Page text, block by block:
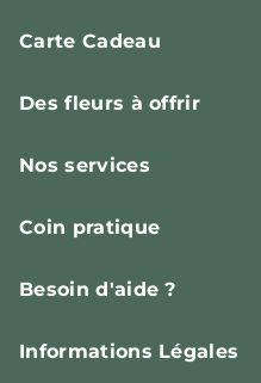
Carte Cadeau
Des fleurs à offrir
Nos services
Coin pratique
Besoin d'aide ?
Informations Légales